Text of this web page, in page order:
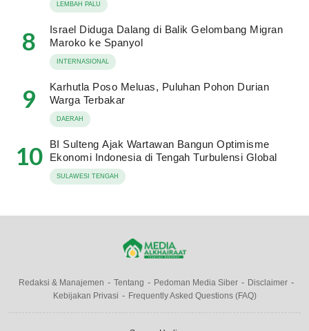
LEMBAH PALU
8
Israel Diduga Dalang di Balik Gelombang Migran
Maroko ke Spanyol
INTERNASIONAL
9
Karhutla Poso Meluas, Puluhan Pohon Durian
Warga Terbakar
DAERAH
10
BI Sulteng Ajak Wartawan Bangun Optimisme
Ekonomi Indonesia di Tengah Turbulensi Global
SULAWESI TENGAH
Redaksi & Manajemen Tentang Pedoman Media Siber
Disclaimer
Kebijakan Privasi
Frequently Asked Questions (FAQ)